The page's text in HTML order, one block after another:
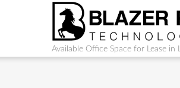
Available Office Space for Lease in